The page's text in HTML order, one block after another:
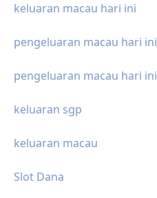
keluaran macau hari ini
pengeluaran macau hari ini
pengeluaran macau hari ini
keluaran sgp
keluaran macau
Slot Dana